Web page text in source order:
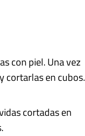
con piel. Una vez
cortarlas en cubos.
cortadas en